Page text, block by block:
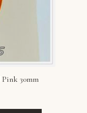
30mm